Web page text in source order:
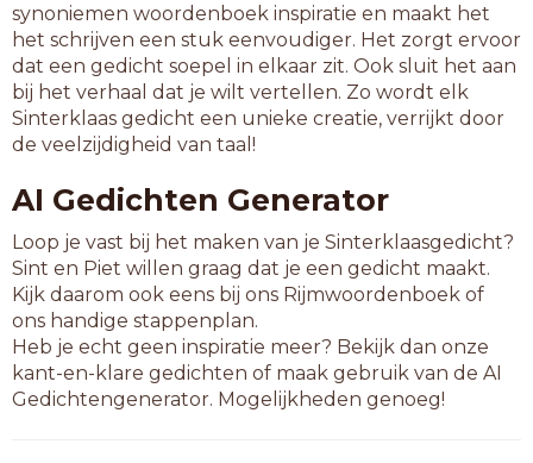
synoniemen woordenboek inspiratie en maakt het
het schrijven een stuk eenvoudiger. Het zorgt ervoor
dat een gedicht soepel in elkaar zit. Ook sluit het aan
bij het verhaal dat je wilt vertellen. Zo wordt elk
Sinterklaas gedicht een unieke creatie, verrijkt door
de veelzijdigheid van taal!
AI Gedichten Generator
Loop je vast bij het maken van je Sinterklaasgedicht?
Sint en Piet willen graag dat je een gedicht maakt.
Kijk daarom ook eens bij ons Rijmwoordenboek of
ons handige stappenplan.
Heb je echt geen inspiratie meer? Bekijk dan onze
kant-en-klare gedichten of maak gebruik van de AI
Gedichtengenerator. Mogelijkheden genoeg!